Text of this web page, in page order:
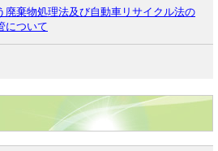
廃棄物処理法及び自動車リサイクル法の
について